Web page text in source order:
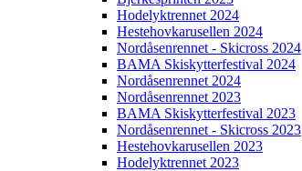
Hodelyktrennet 2024
Hestehovkarusellen 2024
Nordåsenrennet - Skicross 2024
BAMA Skiskytterfestival 2024
Nordåsenrennet 2024
Nordåsenrennet 2023
BAMA Skiskytterfestival 2023
Nordåsenrennet - Skicross 2023
Hestehovkarusellen 2023
Hodelyktrennet 2023